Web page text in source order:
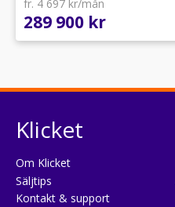
fr. 4 697 kr/mån
289 900 kr
Klicket
Om Klicket
Säljtips
Kontakt & support